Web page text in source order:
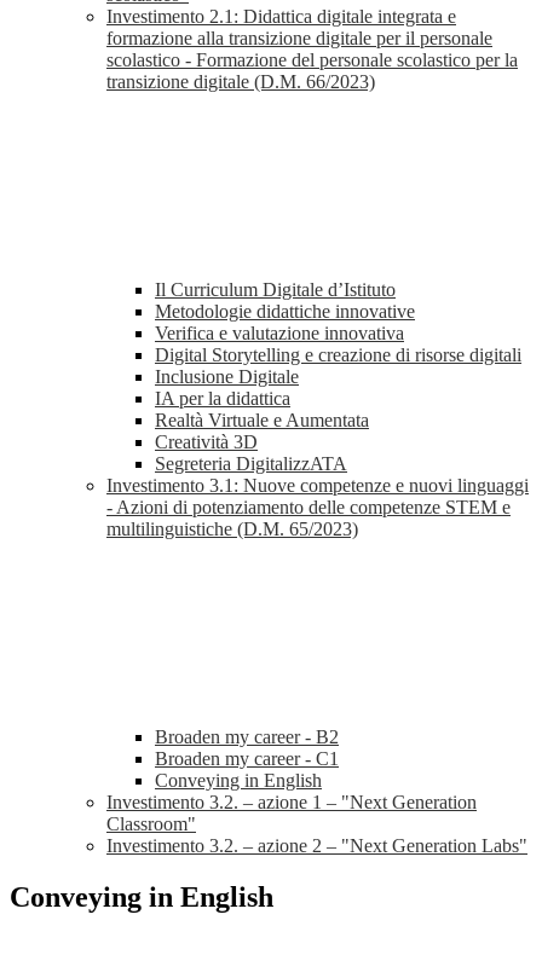
Investimento 2.1: Didattica digitale integrata e
formazione alla transizione digitale per il personale
scolastico - Formazione del personale scolastico per la
transizione digitale (D.M. 66/2023)
Il Curriculum Digitale d’Istituto
Metodologie didattiche innovative
Verifica e valutazione innovativa
Digital Storytelling e creazione di risorse digitali
Inclusione Digitale
IA per la didattica
Realtà Virtuale e Aumentata
Creatività 3D
Segreteria DigitalizzATA
Investimento 3.1: Nuove competenze e nuovi linguaggi
- Azioni di potenziamento delle competenze STEM e
multilinguistiche (D.M. 65/2023)
Broaden my career - B2
Broaden my career - C1
Conveying in English
Investimento 3.2. – azione 1 – "Next Generation
Classroom"
Investimento 3.2. – azione 2 – "Next Generation Labs"
Conveying in English